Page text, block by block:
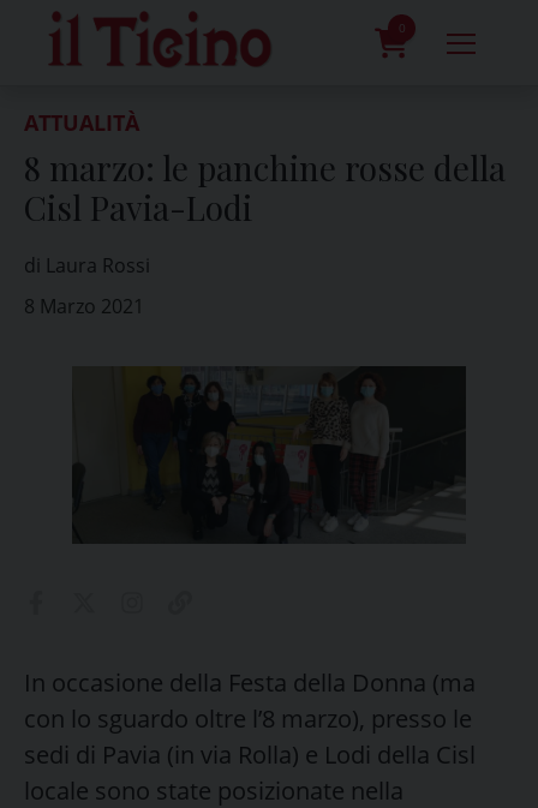
content
0
ATTUALITÀ
8 marzo: le panchine rosse della
Cisl Pavia-Lodi
di Laura Rossi
8 Marzo 2021
In occasione della Festa della Donna (ma
con lo sguardo oltre l’8 marzo), presso le
sedi di Pavia (in via Rolla) e Lodi della Cisl
locale sono state posizionate nella